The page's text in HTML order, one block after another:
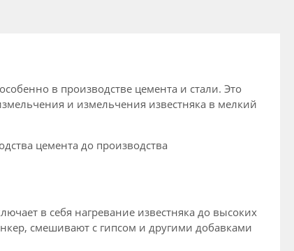
в производстве цемента и стали. Это
и измельчения известняка в мелкий
цемента до производства
в себя нагревание известняка до высоких
смешивают с гипсом и другими добавками